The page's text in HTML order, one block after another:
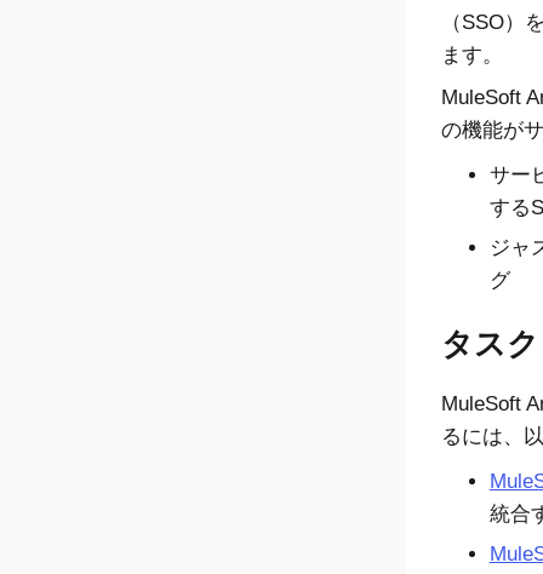
（SSO）
ます。
MuleSoft
の機能が
サー
する
ジャ
グ
タスク
MuleSoft
るには、
統合